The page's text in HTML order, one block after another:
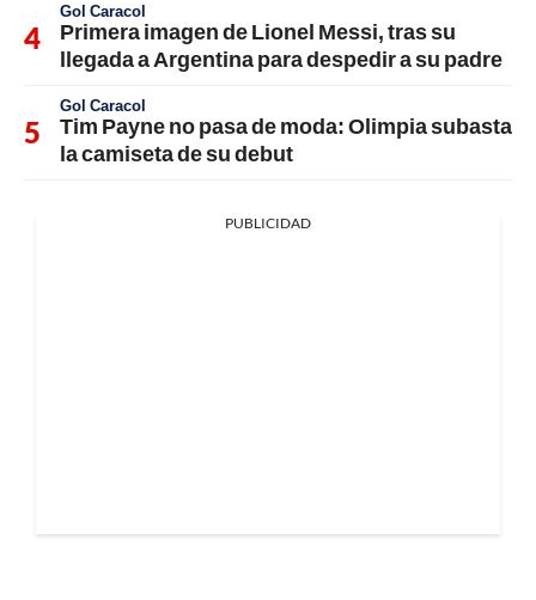
Gol Caracol
Primera imagen de Lionel Messi, tras su
llegada a Argentina para despedir a su padre
Gol Caracol
Tim Payne no pasa de moda: Olimpia subasta
la camiseta de su debut
PUBLICIDAD